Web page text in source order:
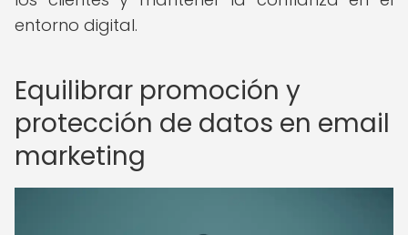
entorno digital.
Equilibrar promoción y
protección de datos en email
marketing